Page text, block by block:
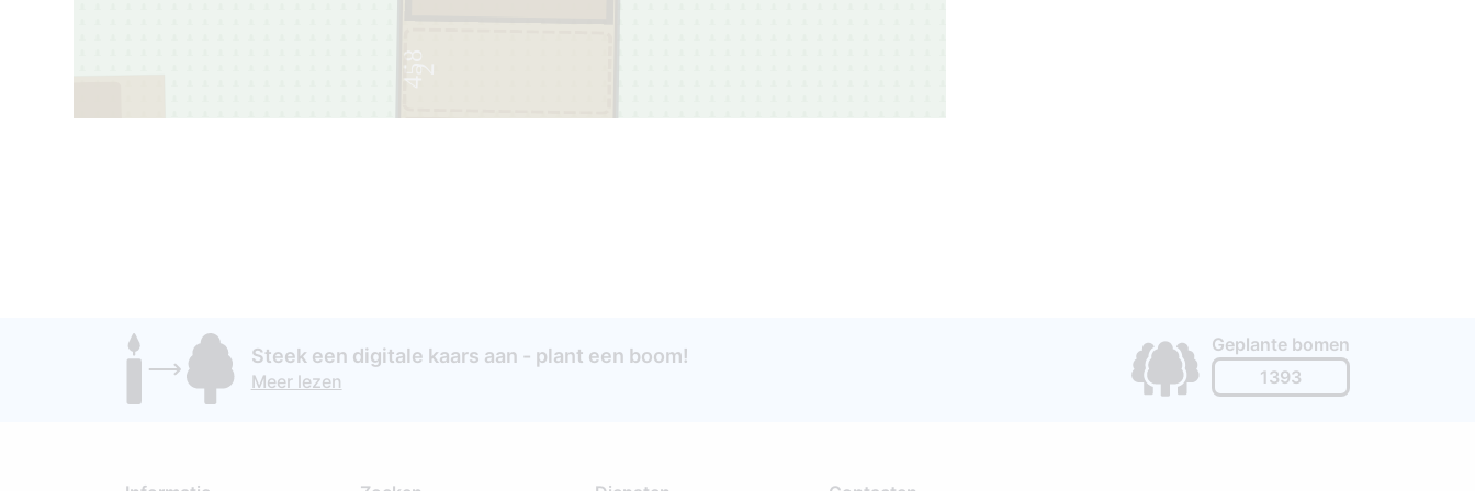
4582
Steek een digitale kaars aan - plant een boom!
Meer lezen
Geplante bomen
1393